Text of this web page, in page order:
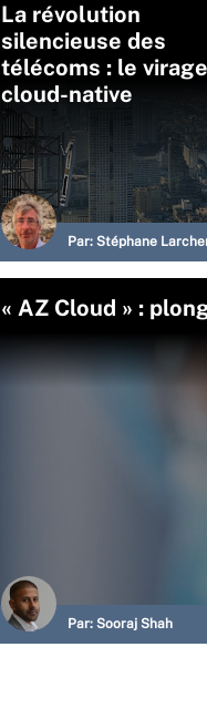
La révolution
silencieuse des
télécoms : le virage
cloud-native
Par: Stéphane
« AZ Cloud » :
Par: Sooraj Shah